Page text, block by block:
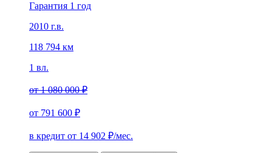
Гарантия 1 год
2010 г.в.
118 794 км
1 вл.
от1 080 000 ₽
от 791 600 ₽
в кредит от 14 902 ₽/мес.